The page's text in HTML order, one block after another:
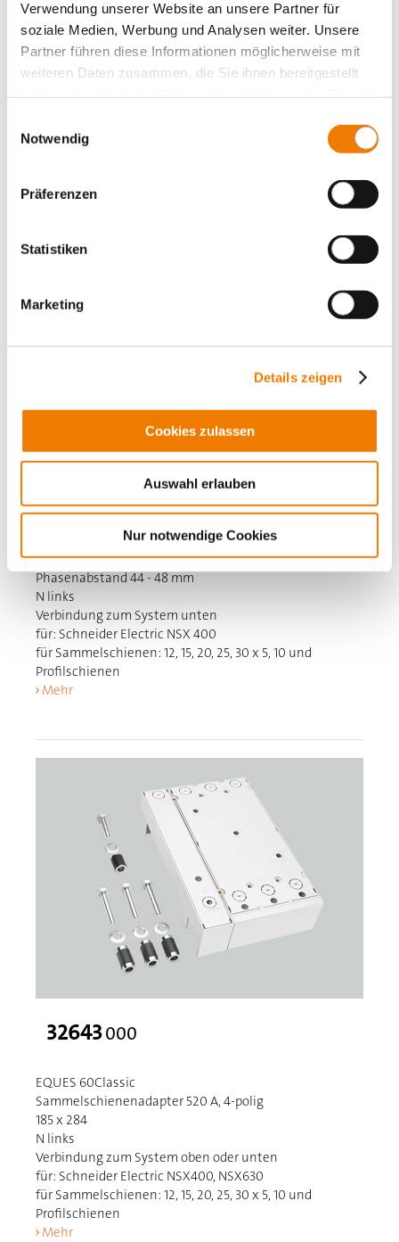
Verwendung unserer Website an unsere Partner für
soziale Medien, Werbung und Analysen weiter. Unsere
Partner führen diese Informationen möglicherweise mit
weiteren Daten zusammen, die Sie ihnen bereitgestellt
Notwendig
Präferenzen
Statistiken
Marketing
Details zeigen
Cookies zulassen
Auswahl erlauben
Nur notwendige Cookies
N links
Verbindung zum System oben oder unten
für: Schneider Electric NSX100, NSX160, NSX250
für Sammelschienen: 12, 15, 20, 25, 30 x 5, 10 und
32112000AC
EQUES 60Classic
mit lam. Kupfer (unten)
140 x 300
Phasenabstand 44 - 48 mm
N links
Verbindung zum System unten
für: Schneider Electric NSX 400
für Sammelschienen: 12, 15, 20, 25, 30 x 5, 10 und
Profilschienen
Mehr
32643000
EQUES 60Classic
Sammelschienenadapter 520 A, 4-polig
185 x 284
N links
Verbindung zum System oben oder unten
für: Schneider Electric NSX400, NSX630
für Sammelschienen: 12, 15, 20, 25, 30 x 5, 10 und
Profilschienen
Mehr